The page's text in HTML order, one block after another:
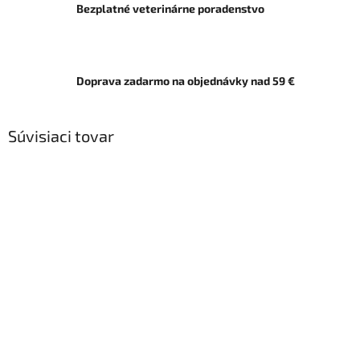
Bezplatné veterinárne poradenstvo
Doprava zadarmo na objednávky nad 59 €
Súvisiaci tovar